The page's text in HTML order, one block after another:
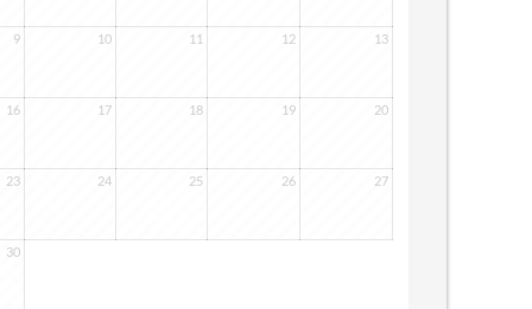
Schweizer Franken
₡
Costaricanischer Colón
₱
9 10 11 12 13
16 17 18 19 20
23 24 25 26 27
30